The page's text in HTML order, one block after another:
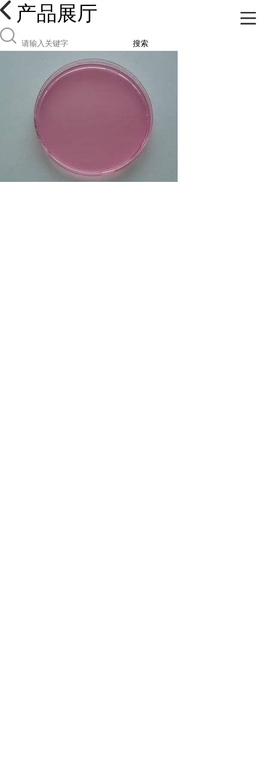
产品展厅
搜索